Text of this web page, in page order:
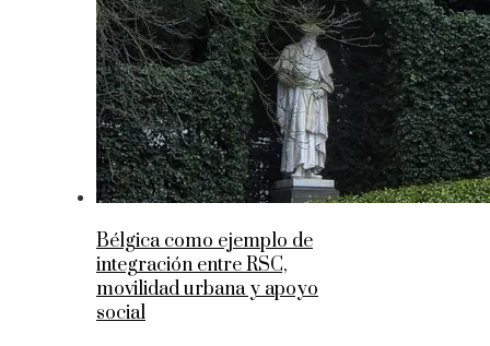
Bélgica como ejemplo de
integración entre RSC,
movilidad urbana y apoyo
social